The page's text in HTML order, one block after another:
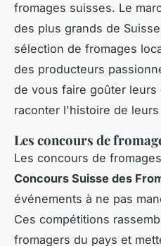
fromages suisses. Le
des plus grands de
sélection de fromages
des producteurs
de vous faire goûter
raconter l'histoire de
Les concours de
Les concours de
Concours Suisse des
événements à ne pas
Ces compétitions
fromagers du pays et